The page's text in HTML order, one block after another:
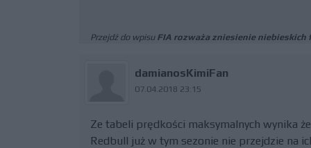
Przejdź do wpisu FIA rozważa zniesienie niebieskich
damianosKimiFan
07.04.2018 23:15
Ze tabeli prędkości maksymalnych wynika
Redbull już w tym sezonie nie przejdzie na